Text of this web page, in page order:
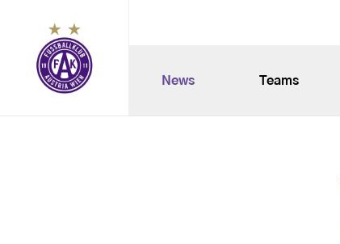
News Teams